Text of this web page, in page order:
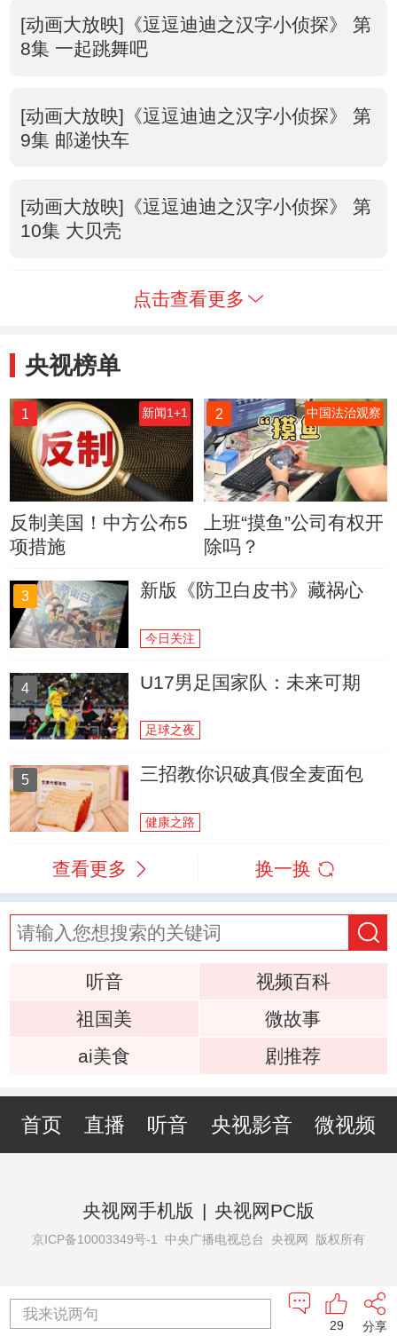
[动画大放映]《逗逗迪迪之汉字小侦探》 第
8集 一起跳舞吧
[动画大放映]《逗逗迪迪之汉字小侦探》 第
9集 邮递快车
[动画大放映]《逗逗迪迪之汉字小侦探》 第
10集 大贝壳
点击查看更多
央视榜单
1 新闻1+1
反制美国！中方公布5
项措施
2 中国法治观察
上班“摸鱼”公司有权开
除吗？
3 新版《防卫白皮书》藏祸心
今日关注
4 U17男足国家队：未来可期
足球之夜
5 三招教你识破真假全麦面包
健康之路
查看更多 换一换
听音
视频百科
祖国美
微故事
ai美食
剧推荐
首页 直播 听音 央视影音 微视频
央视网手机版 | 央视网PC版
京ICP备10003349号-1 中央广播电视总台 央视网 版权所有
我来说两句
分享
29